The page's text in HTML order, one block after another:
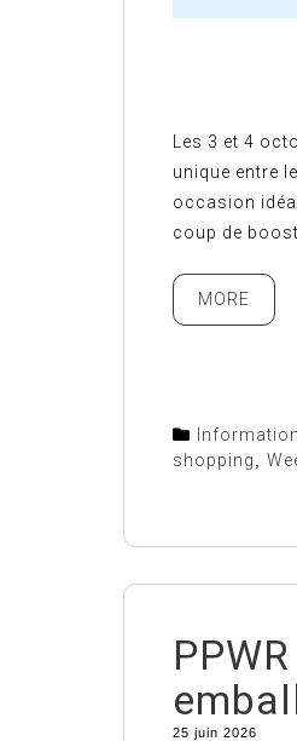
Les 3 et 4
unique entre
occasion
coup de
MORE
shopping
25 juin 2026